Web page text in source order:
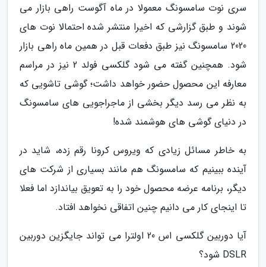
سری نوت سامسونگ معمولا در ماه آگوست راهی بازار می
شوند و طبق گزارشی که اخیرا منتشر شده احتمالا نوت های
2020 سامسونگ نیز طبق دفعات قبل در همین ماه راهی بازار
شود. همچنین گفته می شود گلکسی فولد 2 نیز در مراسم
معارفه این محصول حضور خواهد داشت؛ گوشی تاشویی که
به نظر می رسد دیگر بخشی از ماجراجویی های سامسونگ
در دنیای گوشی های هوشمند شده!
به خاطر مسائل زیادی که ویروس کرونا رقم زده، شاید در
آینده ببینیم که سامسونگ هم مانند بسیاری از شرکت های
دیگر، برنامه عرضه محصول خود را به تعویق بیاندازد اما فعلا
تا اینجای کار می دانیم چنین اتفاقی نخواهد افتاد.
آیا دوربین گلکسی اس 20 اولترا می تواند جایگزین دوربین
DSLR شود؟